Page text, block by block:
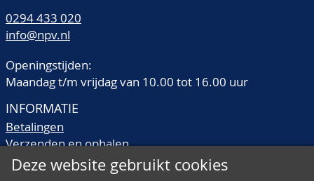
0294 433 020
info@npv.nl
Openingstijden:
Maandag t/m vrijdag van 10.00 tot 16.00 uur
INFORMATIE
Betalingen
Verzenden en ophalen
Veilingtermen
Deze website gebruikt cookies